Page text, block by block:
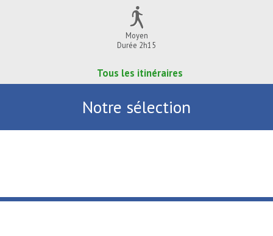
Moyen
Durée 2h15
Tous les itinéraires
Notre sélection